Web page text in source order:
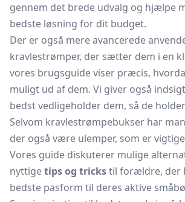
gennem det brede udvalg og hjælpe
bedste løsning for dit budget.
Der er også mere avancerede
kravlestrømper, der sætter dem i en
vores brugsguide viser præcis,
muligt ud af dem. Vi giver også
bedst vedligeholder dem, så de
Selvom kravlestrømpebukser har
der også være ulemper, som er
Vores guide diskuterer mulige
nyttigetips og trickstil forældre, der
bedste pasform til deres aktive